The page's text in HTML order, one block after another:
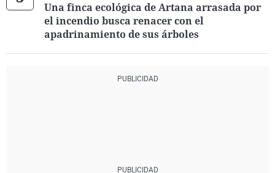
Una finca ecológica de Artana arrasada por
el incendio busca renacer con el
apadrinamiento de sus árboles